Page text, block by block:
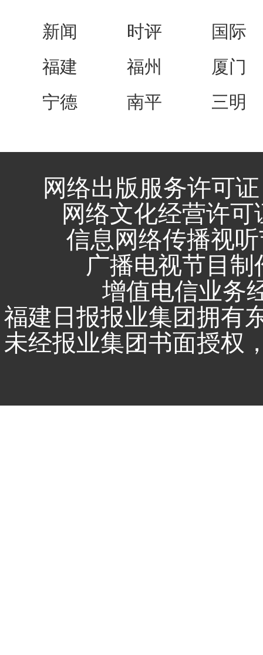
新闻 时评
国际
福建
福州
厦门
宁德
南平 三明
网络出版服务许可
网络文化经营许可
信息网络传播视
广播电视节目
增值电信业务
福建日报报业集团拥有
未经报业集团书面授权